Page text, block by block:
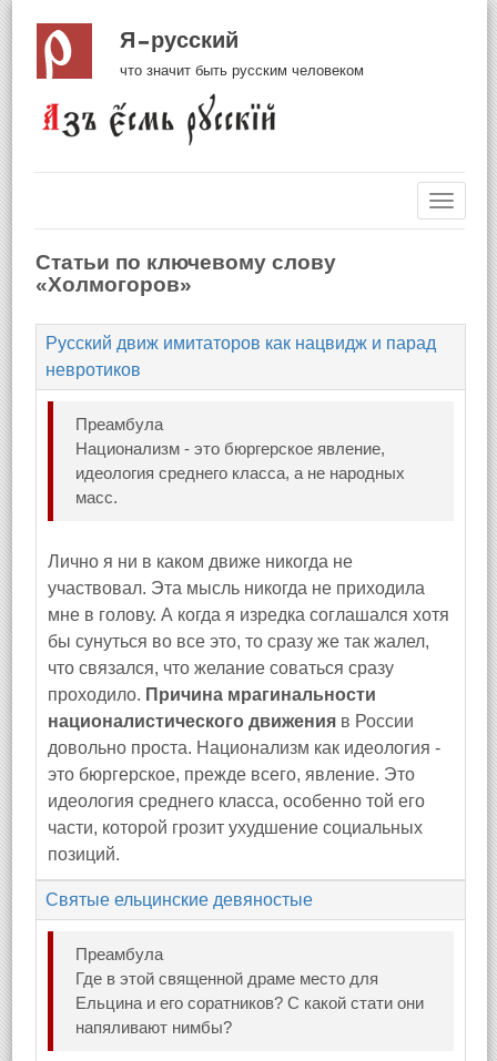
Я русский
что значит быть русским человеком
Статьи по ключевому слову
«Холмогоров»
Русский движ имитаторов как нацвидж и парад
невротиков
Преамбула
Национализм - это бюргерское явление,
идеология среднего класса, а не народных
масс.
Лично я ни в каком движе никогда не
участвовал. Эта мысль никогда не приходила
мне в голову. А когда я изредка соглашался хотя
бы сунуться во все это, то сразу же так жалел,
что связался, что желание соваться сразу
проходило. Причина мрагинальности
националистического движения в России
довольно проста. Национализм как идеология -
это бюргерское, прежде всего, явление. Это
идеология среднего класса, особенно той его
части, которой грозит ухудшение социальных
позиций.
Святые ельцинские девяностые
Преамбула
Где в этой священной драме место для
Ельцина и его соратников? С какой стати они
напяливают нимбы?